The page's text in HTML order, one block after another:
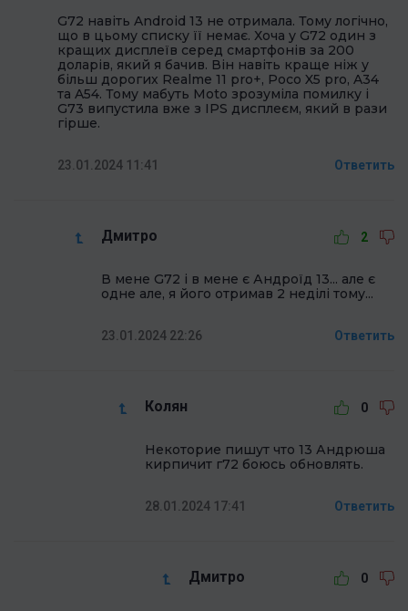
G72 навіть Android 13 не отримала. Тому логічно,
що в цьому списку її немає. Хоча у G72 один з
кращих дисплеїв серед смартфонів за 200
доларів, який я бачив. Він навіть краще ніж у
більш дорогих Realme 11 pro+, Poco X5 pro, A34
та A54. Тому мабуть Моtо зрозуміла помилку і
G73 випустила вже з IPS дисплеєм, який в рази
гірше.
23.01.2024 11:41 Ответить
Дмитро 2
В мене G72 і в мене є Андроїд 13... але є
одне але, я його отримав 2 неділі тому...
23.01.2024 22:26 Ответить
Колян 0
Некоторие пишут что 13 Андрюша
кирпичит г72 боюсь обновлять.
28.01.2024 17:41 Ответить
Дмитро 0